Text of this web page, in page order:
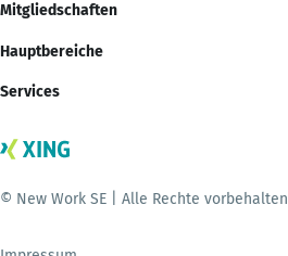
Mitgliedschaften
Hauptbereiche
Services
© New Work SE | Alle Rechte vorbehalten